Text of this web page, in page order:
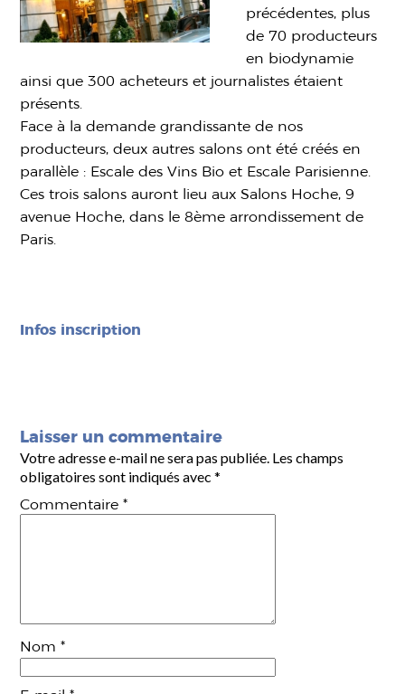
précédentes, plus
de 70 producteurs
en biodynamie
ainsi que 300 acheteurs et journalistes étaient
présents.
Face à la demande grandissante de nos
producteurs, deux autres salons ont été créés en
parallèle : Escale des Vins Bio et Escale Parisienne.
Ces trois salons auront lieu aux Salons Hoche, 9
avenue Hoche, dans le 8ème arrondissement de
Paris.
Infos inscription
Laisser un commentaire
Votre adresse e-mail ne sera pas publiée. Les champs
obligatoires sont indiqués avec*
Commentaire*
Nom*